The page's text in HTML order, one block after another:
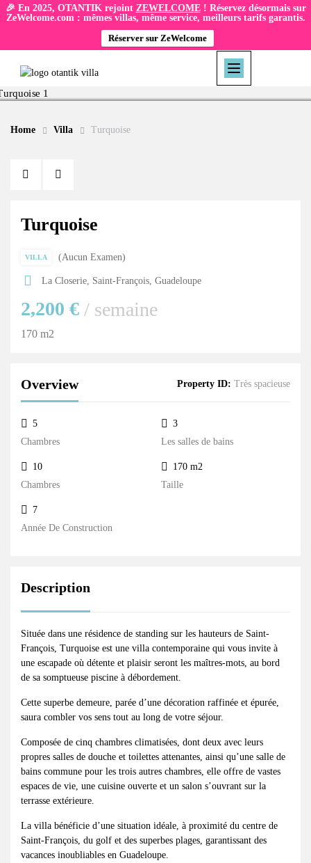
🎉 En 2025, OTANTIK rejoint ZEWELCOME! Réservez désormais sur
ZeWelcome.com : mêmes villas, même service, meilleurs tarifs garantis.
Réserver sur ZeWelcome
Home Villa Turquoise
Turquoise
VILLA Aucun Examen
La Closerie, Saint-François, Guadeloupe
2,200 € / semaine
170 m2
Overview Property ID: Très spacieuse
Chambres
5
Les salles de bains
3
Chambres
10
Taille
170 m2
Année De Construction
7
Description
Située dans une résidence de standing sur les hauteurs de Saint-
François, Turquoise est une villa contemporaine qui vous invite à
une escapade où détente et plaisir seront les maîtres-mots, au bord
de sa somptueuse piscine à débordement.
Cette superbe demeure, parée d’une décoration raffinée et épurée,
saura combler vos sens tout au long de votre séjour.
Composée de cinq chambres climatisées, dont deux avec leurs
propres salles de douche et toilettes attenantes, ainsi qu’une salle de
bains commune pour les trois autres chambres, elle offre de vastes
espaces de vie, une cuisine ouverte et un salon s’ouvrant sur la
terrasse extérieure.
La villa bénéficie d’une situation idéale, à proximité du centre de
Saint-François, du golf et des superbes plages, garantissant des
vacances inoubliables en Guadeloupe.